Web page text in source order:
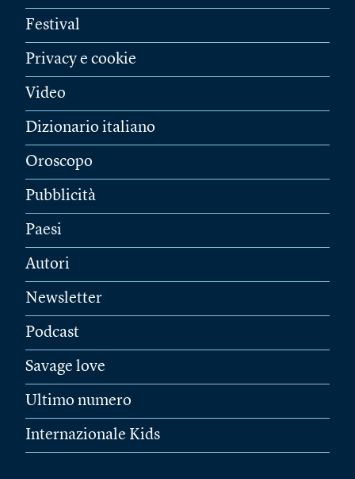
Festival
Privacy e cookie
Video
Dizionario italiano
Oroscopo
Pubblicità
Paesi
Autori
Newsletter
Podcast
Savage love
Ultimo numero
Internazionale Kids